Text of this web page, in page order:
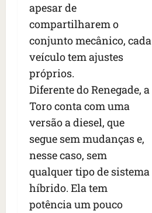
apesar de
compartilharem o
conjunto mecânico, cada
veículo tem ajustes
próprios.
Diferente do Renegade, a
Toro conta com uma
versão a diesel, que
segue sem mudanças e,
nesse caso, sem
qualquer tipo de sistema
híbrido. Ela tem
potência um pouco